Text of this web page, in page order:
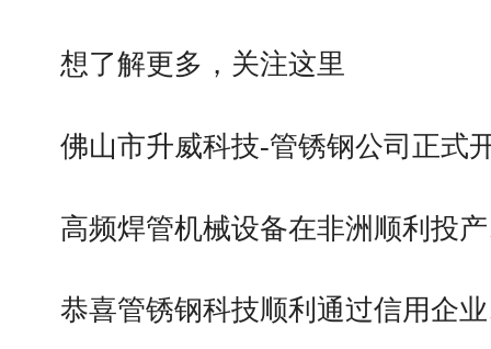
想了解更多，关注这里
佛山市升威科技-管锈钢公司正式
高频焊管机械设备在非洲顺利投
恭喜管锈钢科技顺利通过信用企